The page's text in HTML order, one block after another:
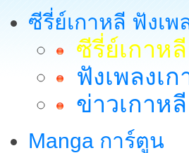
ซีรี่ย์เกาหลี ฟังเพ
ซีรี่ย์เกาหลี
ฟังเพลงเก
ข่าวเกาหลี
Manga การ์ตูน